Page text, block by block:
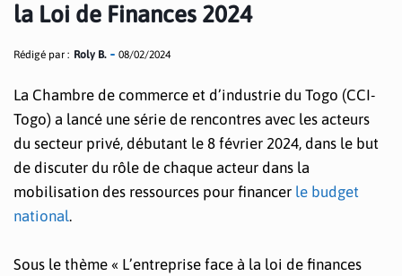
la Loi de Finances 2024
Rédigé par : Roly B. 08/02/2024
La Chambre de commerce et d’industrie du Togo (CCI-
Togo) a lancé une série de rencontres avec les acteurs
du secteur privé, débutant le 8 février 2024, dans le but
de discuter du rôle de chaque acteur dans la
mobilisation des ressources pour financer le budget
national.
Sous le thème « L’entreprise face à la loi de finances